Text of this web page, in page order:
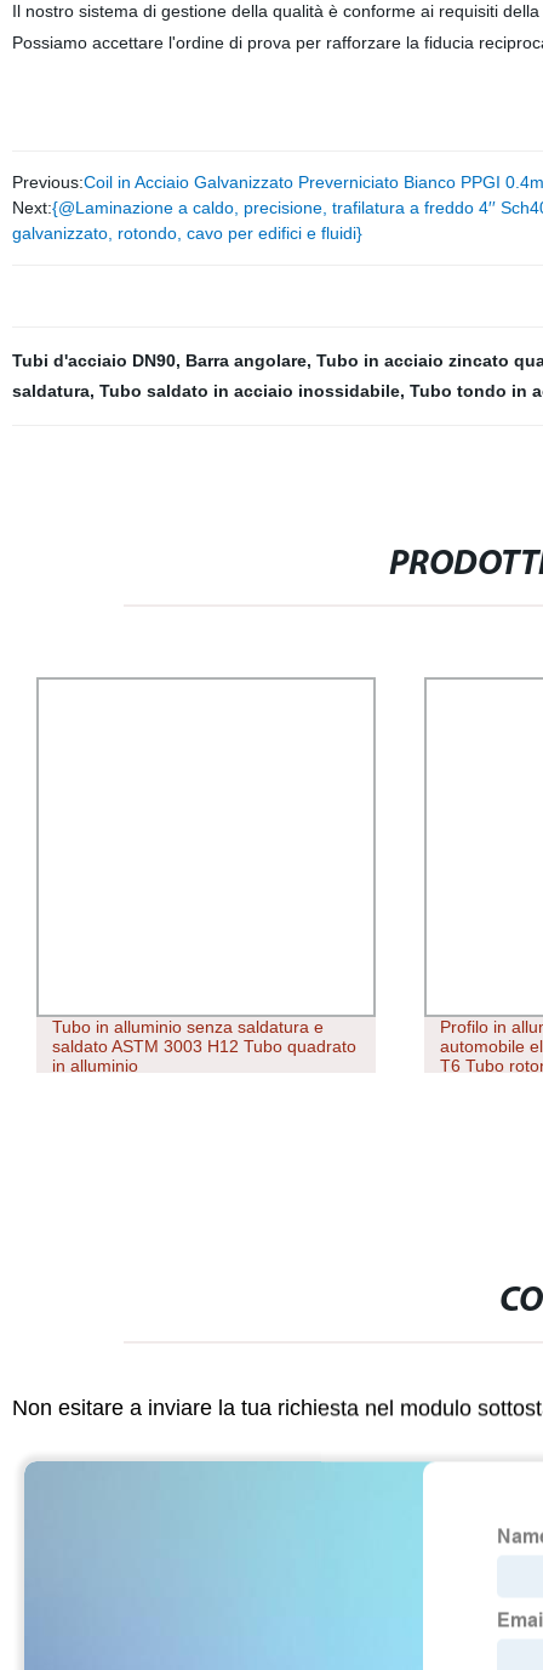
Il nostro sistema di gestione della qualità è conforme ai requisiti
Possiamo accettare l'ordine di prova per rafforzare la fiducia
Previous:Coil in Acciaio Galvanizzato Preverniciato Bianco PPGI
Next:{@Laminazione a caldo, precisione, trafilatura a freddo 4′′
galvanizzato, rotondo, cavo per edifici e fluidi}
Tubi d'acciaio DN90, Barra angolare, Tubo in acciaio zincato
saldatura, Tubo saldato in acciaio inossidabile, Tubo tondo in
Tubo in alluminio senza saldatura e
saldato ASTM 3003 H12 Tubo quadrato
in alluminio
Profilo in
automobile
T6 Tubo
Non esitare a inviare la tua richiesta nel modulo